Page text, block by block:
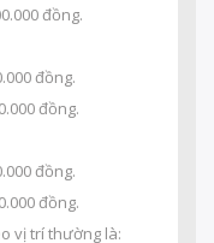
đồng.
đồng.
đồng.
đồng.
đồng.
vị trí thường là: